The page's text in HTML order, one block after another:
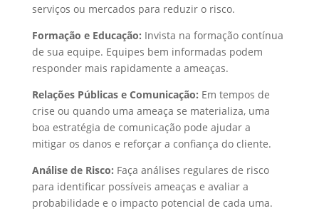
serviços ou mercados para reduzir o risco.
Formação e Educação: Invista na formação contínua
de sua equipe. Equipes bem informadas podem
responder mais rapidamente a ameaças.
Relações Públicas e Comunicação: Em tempos de
crise ou quando uma ameaça se materializa, uma
boa estratégia de comunicação pode ajudar a
mitigar os danos e reforçar a confiança do cliente.
Análise de Risco: Faça análises regulares de risco
para identificar possíveis ameaças e avaliar a
probabilidade e o impacto potencial de cada uma.